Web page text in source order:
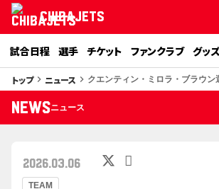
CHIBAJETS
試合日程 選手 チケット ファンクラブ グッ
トップkeyboard_arrow_right ニュース keyboard_arrow_right クエンティン・ミロラ・ブラウ
NEWSニュース
TEAM
2026.03.06